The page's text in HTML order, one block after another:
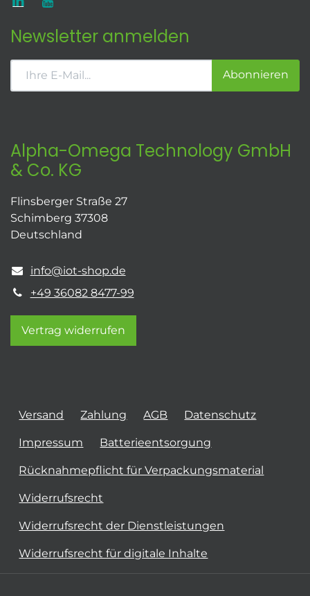
Newsletter anmelden
Abonnieren
Alpha-Omega Technology GmbH
& Co. KG
Flinsberger Straße 27
Schimberg 37308
Deutschland
info@iot-shop.de
+49 36082 8477-99
Vertrag widerrufen
Versand Zahlung AGB Datenschutz
Impressum Batterieentsorgung
Rücknahmepflicht für Verpackungsmaterial
Widerrufsrecht
Widerrufsrecht der Dienstleistungen
Widerrufsrecht für digitale Inhalte